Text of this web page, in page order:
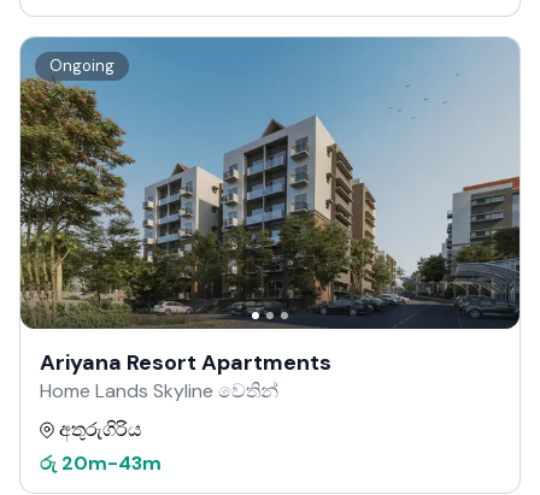
Ongoing
Ariyana Resort Apartments
Home Lands Skyline වෙතින්
අතුරුගිරිය
රු 20m-43m